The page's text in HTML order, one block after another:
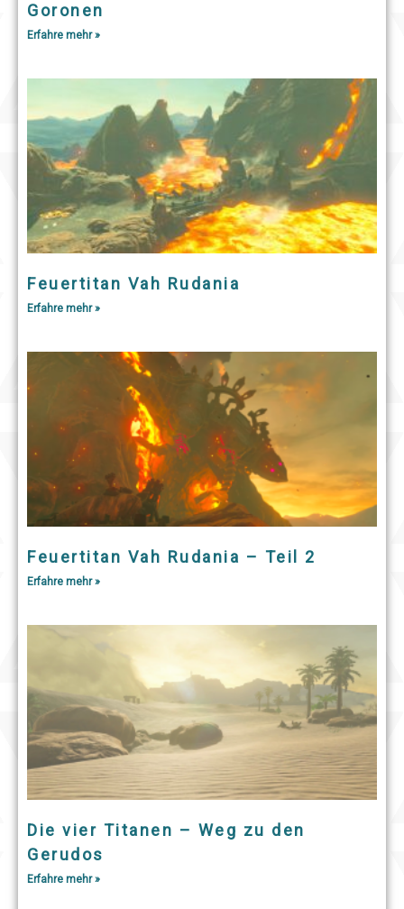
Goronen
Erfahre mehr »
Feuertitan Vah Rudania
Erfahre mehr »
Feuertitan Vah Rudania – Teil 2
Erfahre mehr »
Die vier Titanen – Weg zu den
Gerudos
Erfahre mehr »